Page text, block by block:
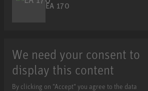
EA 170
We need your consent to
display this content
By clicking on "Accept" you agree to the data